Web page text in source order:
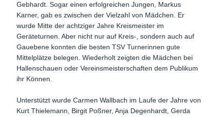
Gebhardt. Sogar einen erfolgreichen Jungen, Markus
Karner, gab es zwischen der Vielzahl von Mädchen. Er
wurde Mitte der achtziger Jahre Kreismeister im
Geräteturnen. Aber nicht nur auf Kreis-, sondern auch auf
Gauebene konnten die besten TSV Turnerinnen gute
Mittelplätze belegen. Wiederholt zeigten die Mädchen bei
Hallenschauen oder Vereinsmeisterschaften dem Publikum
ihr Können.
Unterstützt wurde Carmen Wallbach im Laufe der Jahre von
Kurt Thielemann, Birgit Poßner, Anja Degenhardt, Gerda